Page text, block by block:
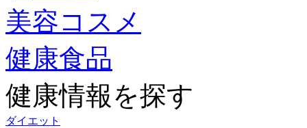
美容コスメ
健康食品
健康情報を探す
ダイエット